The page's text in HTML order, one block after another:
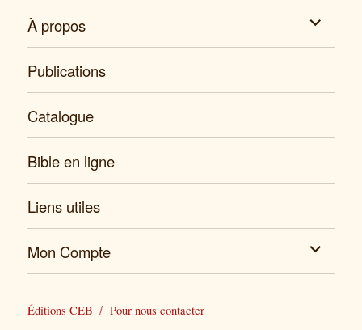
À propos expand
child
menu
Publications
Catalogue
Bible en ligne
Liens utiles
Mon Compte expand
child
menu
Éditions CEB Pour nous contacter